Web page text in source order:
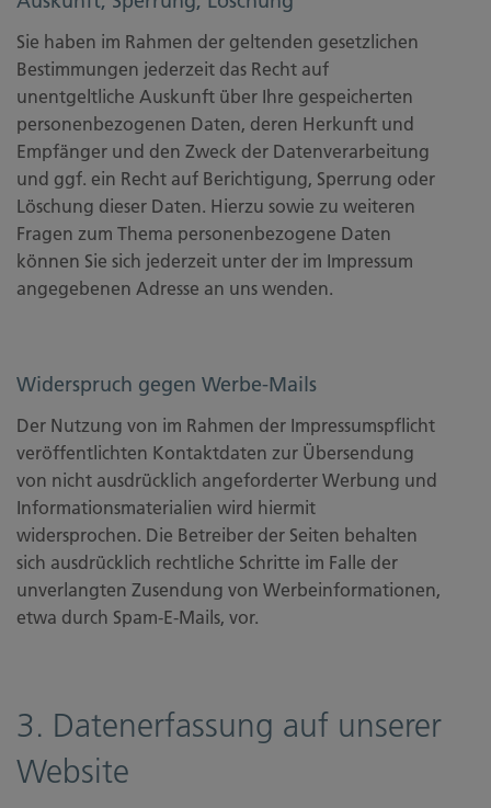
Sie haben im Rahmen der geltenden gesetzlichen
Bestimmungen jederzeit das Recht auf
unentgeltliche Auskunft über Ihre gespeicherten
personenbezogenen Daten, deren Herkunft und
Empfänger und den Zweck der Datenverarbeitung
und ggf. ein Recht auf Berichtigung, Sperrung oder
Löschung dieser Daten. Hierzu sowie zu weiteren
Fragen zum Thema personenbezogene Daten
können Sie sich jederzeit unter der im Impressum
angegebenen Adresse an uns wenden.
Widerspruch gegen Werbe-Mails
Der Nutzung von im Rahmen der Impressumspflicht
veröffentlichten Kontaktdaten zur Übersendung
von nicht ausdrücklich angeforderter Werbung und
Informationsmaterialien wird hiermit
widersprochen. Die Betreiber der Seiten behalten
sich ausdrücklich rechtliche Schritte im Falle der
unverlangten Zusendung von Werbeinformationen,
etwa durch Spam-E-Mails, vor.
3. Datenerfassung auf unserer
Website